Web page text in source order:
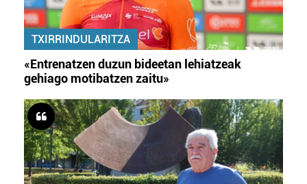
TXIRRINDULARITZA
«Entrenatzen duzun bideetan lehiatzeak
gehiago motibatzen zaitu»